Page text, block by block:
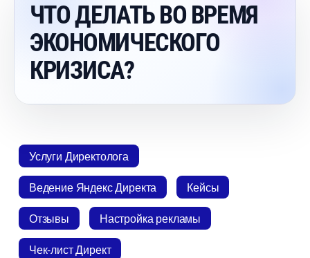
ЧТО ДЕЛАТЬ ВО ВРЕМЯ
ЭКОНОМИЧЕСКОГО
КРИЗИСА?
Услуги Директолога
едение Яндекс Директа
Кейсы
Отзывы
Настройка рекламы
Чек-лист Директ